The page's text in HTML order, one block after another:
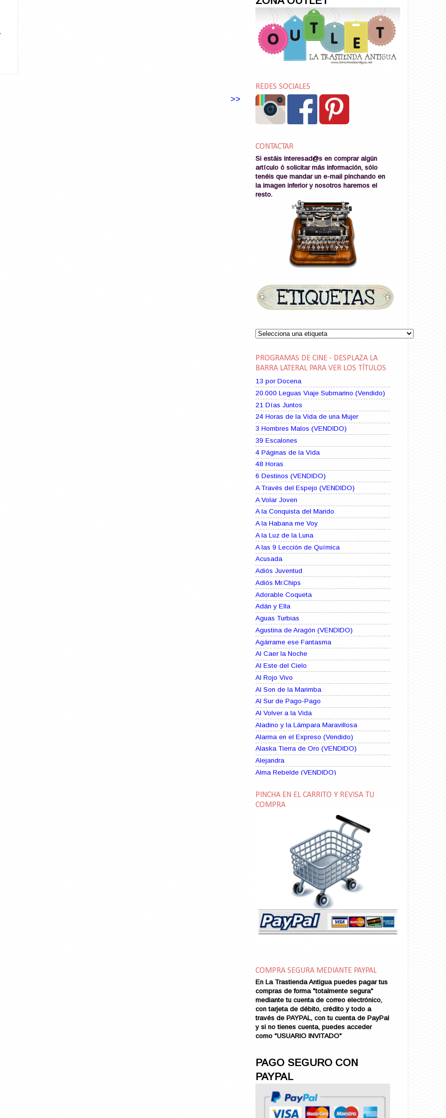
>>
REDES SOCIALES
CONTACTAR
Si estáis interesad@s en comprar algún
artículo ó solicitar más información, sólo
tenéis que mandar un e-mail pinchando en
la imagen inferior y nosotros haremos el
resto.
PROGRAMAS DE CINE - DESPLAZA LA
BARRA LATERAL PARA VER LOS TÍTULOS
13 por Docena
20.000 Leguas Viaje Submarino (Vendido)
21 Días Juntos
24 Horas de la Vida de una Mujer
3 Hombres Malos (VENDIDO)
39 Escalones
4 Páginas de la Vida
48 Horas
6 Destinos (VENDIDO)
A Través del Espejo (VENDIDO)
A Volar Joven
A la Conquista del Marido
A la Habana me Voy
A la Luz de la Luna
A las 9 Lección de Química
Acusada
Adiós Juventud
Adiós Mr.Chips
Adorable Coqueta
Adán y Ella
Aguas Turbias
Agustina de Aragón (VENDIDO)
Agárrame ese Fantasma
Al Caer la Noche
Al Este del Cielo
Al Rojo Vivo
Al Son de la Marimba
Al Sur de Pago-Pago
Al Volver a la Vida
Aladino y la Lámpara Maravillosa
Alarma en el Expreso (Vendido)
Alaska Tierra de Oro (VENDIDO)
Alejandra
Alma Rebelde (VENDIDO)
Alma en Suplicio (VENDIDO)
Almas Borrascosas
Amame esta Noche (VENDIDO)
Amanda La Paciente Peligrosa
Amarga Victoria
Amor a Medianoche
Amor en Conserva (VENDIDO)
Amor que Mata
Amor sin Refugio
Ana de Brooklyn
Ana y El Rey de Siam
Anatomía de un Asesinato
Andrés Harvey Millonario (VENDIDO)
Andrés Harvey Tenorio
Andrés Harvey se Enamora (VENDIDO)
Aníbal
Aquella Noche en Rio
Arenas Sangrientas
Argel (VENDIDO)
Armonías de Juventud (VENDIDO)
PINCHA EN EL CARRITO Y REVISA TU
COMPRA
COMPRA SEGURA MEDIANTE PAYPAL
En La Trastienda Antigua puedes pagar tus
compras de forma "totalmente segura"
mediante tu cuenta de correo electrónico,
con tarjeta de débito, crédito y todo a
través de PAYPAL, con tu cuenta de PayPal
y si no tienes cuenta, puedes acceder
como "USUARIO INVITADO"
PAGO SEGURO CON
PAYPAL